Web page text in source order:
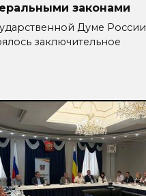
законами
Думе России
заключительное